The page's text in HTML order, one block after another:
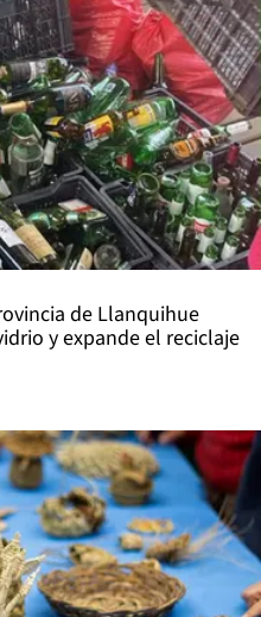
de Llanquihue
y expande el reciclaje